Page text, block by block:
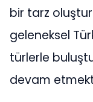
bir tarz
geleneksel
türlerle
devam